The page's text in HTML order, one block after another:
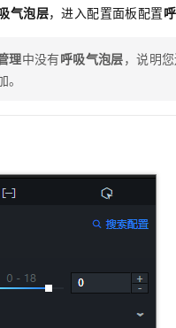
气泡层，进入配置面板配置
理中没有呼吸气泡层，说明
视觉 Coding、空间感知、多模态思考等全面升级 1M上下文，专为长程
果
大模型服务平台百炼-
灵活可视化地构建企业
人工智能平台 PAI
费体验
Night Plan 支持
）
企业应用
ERP
400电话